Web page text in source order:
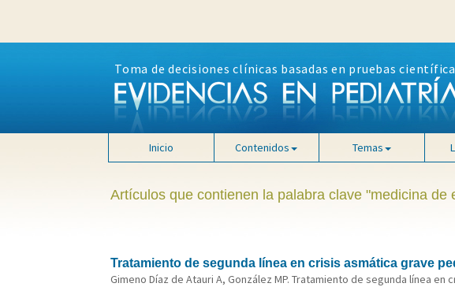
Toma de decisiones clínicas basadas en pruebas
Inicio Contenidos Temas
Artículos que contienen la palabra clave "medicina de
Tratamiento de segunda línea en crisis asmática grave
Gimeno Díaz de Atauri A, González MP. Tratamiento de segunda línea